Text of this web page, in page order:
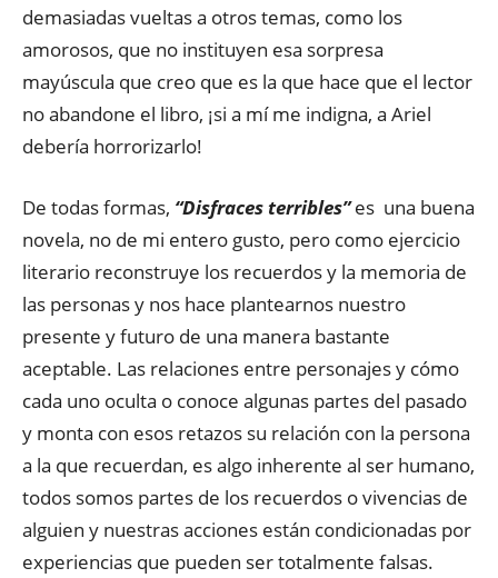
demasiadas vueltas a otros temas, como los
amorosos, que no instituyen esa sorpresa
mayúscula que creo que es la que hace que el lector
no abandone el libro, ¡si a mí me indigna, a Ariel
debería horrorizarlo!
De todas formas, “Disfraces terribles”es una buena
novela, no de mi entero gusto, pero como ejercicio
literario reconstruye los recuerdos y la memoria de
las personas y nos hace plantearnos nuestro
presente y futuro de una manera bastante
aceptable. Las relaciones entre personajes y cómo
cada uno oculta o conoce algunas partes del pasado
y monta con esos retazos su relación con la persona
a la que recuerdan, es algo inherente al ser humano,
todos somos partes de los recuerdos o vivencias de
alguien y nuestras acciones están condicionadas por
experiencias que pueden ser totalmente falsas.